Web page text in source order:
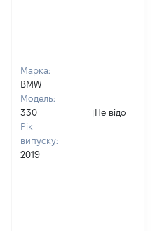
Марка:
BMW
Модель:
330
Рік
випуску:
2019
[Не відомо]